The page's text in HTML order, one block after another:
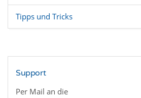
Tipps und Tricks
Support
Per Mail an die